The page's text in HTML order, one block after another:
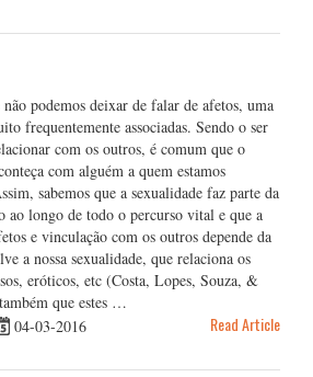
podemos deixar de falar de afetos, uma
frequentemente associadas. Sendo o ser
com os outros, é comum que o
com alguém a quem estamos
sabemos que a sexualidade faz parte da
ao longo de todo o percurso vital e que a
e vinculação com os outros depende da
a nossa sexualidade, que relaciona os
eróticos, etc (Costa, Lopes, Souza, &
que estes …
04-03-2016 Read Article